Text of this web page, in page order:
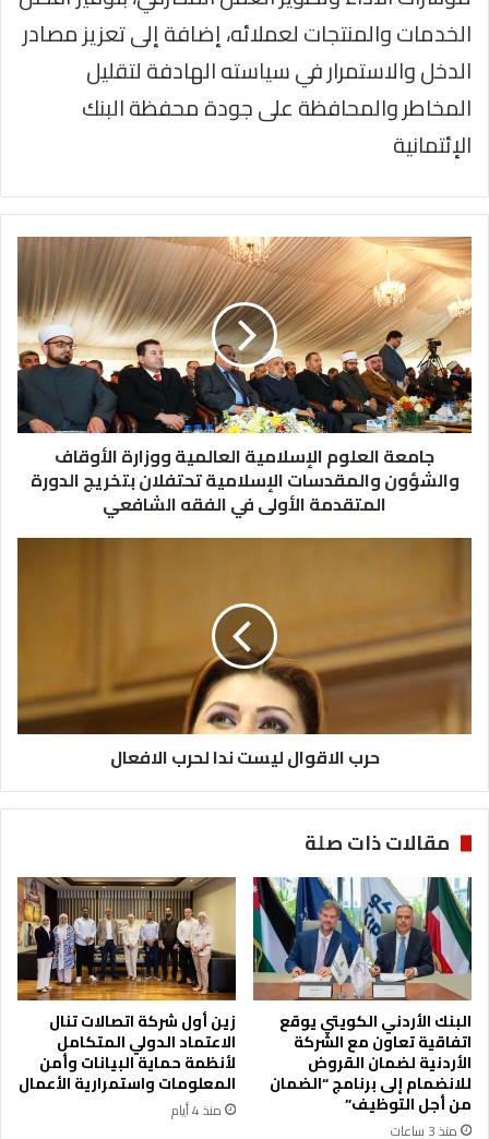
الخدمات والمنتجات لعملائه، إضافة إلى تعزيز مصادر
الدخل والاستمرار في سياسته الهادفة لتقليل
المخاطر والمحافظة على جودة محفظة البنك
الإئتمانية
جامعة
العلوم
الإسلامية
العالمية
ووزارة
الأوقاف
والشؤون
والمقدسات
الإسلامية
تحتفلان
بتخريج
الدورة
الأولى
جامعة العلوم الإسلامية العالمية ووزارة الأوقاف
والشؤون والمقدسات الإسلامية تحتفلان بتخريج الدورة
المتقدمة الأولى في الفقه الشافعي
ندا
لحرب
الافعال
حرب الاقوال ليست ندا لحرب الافعال
مقالات ذات صلة
البنك الأردني الكويتي يوقع
اتفاقية تعاون مع الشركة
الأردنية لضمان القروض
للانضمام إلى برنامج “الضمان
من أجل التوظيف”
منذ 3 ساعات
زين أول شركة اتصالات تنال
الاعتماد الدولي المتكامل
لأنظمة حماية البيانات وأمن
المعلومات واستمرارية الأعمال
منذ 4 أيام